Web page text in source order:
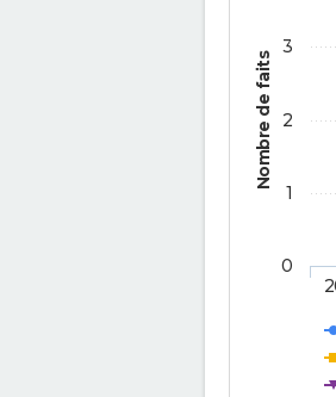
Nombre de faits
0
1
2
3